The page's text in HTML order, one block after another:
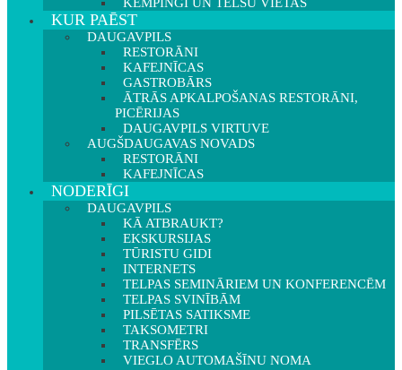
KUR PAĒST
DAUGAVPILS
RESTORĀNI
KAFEJNĪCAS
GASTROBĀRS
ĀTRĀS APKALPOŠANAS RESTORĀNI,
PICĒRIJAS
DAUGAVPILS VIRTUVE
AUGŠDAUGAVAS NOVADS
RESTORĀNI
KAFEJNĪCAS
NODERĪGI
DAUGAVPILS
KĀ ATBRAUKT?
EKSKURSIJAS
TŪRISTU GIDI
INTERNETS
TELPAS SEMINĀRIEM UN KONFERENCĒM
TELPAS SVINĪBĀM
PILSĒTAS SATIKSME
TAKSOMETRI
TRANSFĒRS
VIEGLO AUTOMAŠĪNU NOMA